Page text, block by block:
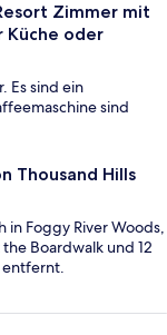
Zimmer mit
oder
Es sind ein
sind
Thousand Hills
in Foggy River Woods,
Boardwalk und 12
entfernt.